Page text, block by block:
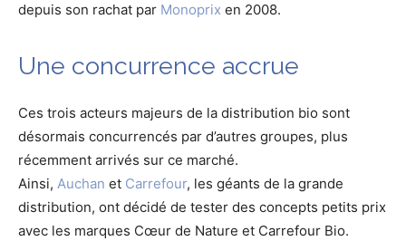
depuis son rachat par Monoprix en 2008.
Une concurrence accrue
Ces trois acteurs majeurs de la distribution bio sont
désormais concurrencés par d’autres groupes, plus
récemment arrivés sur ce marché.
Ainsi, Auchan et Carrefour, les géants de la grande
distribution, ont décidé de tester des concepts petits prix
avec les marques Cœur de Nature et Carrefour Bio.